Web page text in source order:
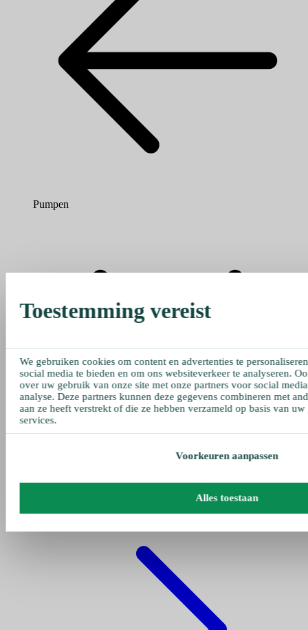
Pumpen
Toestemming vereist
We gebruiken cookies om content en advertenties te
social media te bieden en om ons websiteverkeer te analyseren.
over uw gebruik van onze site met onze partners voor social
analyse. Deze partners kunnen deze gegevens combineren met
aan ze heeft verstrekt of die ze hebben verzameld op basis van
services.
Voorkeuren aanpassen
Alles toestaan